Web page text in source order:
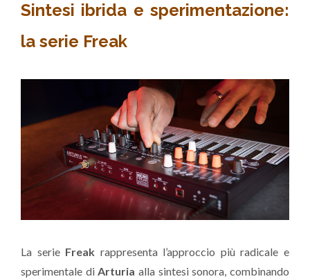
Sintesi ibrida e sperimentazione:
la serie Freak
La serie Freak rappresenta l’approccio più radicale e
sperimentale diArturiaalla sintesi sonora, combinando